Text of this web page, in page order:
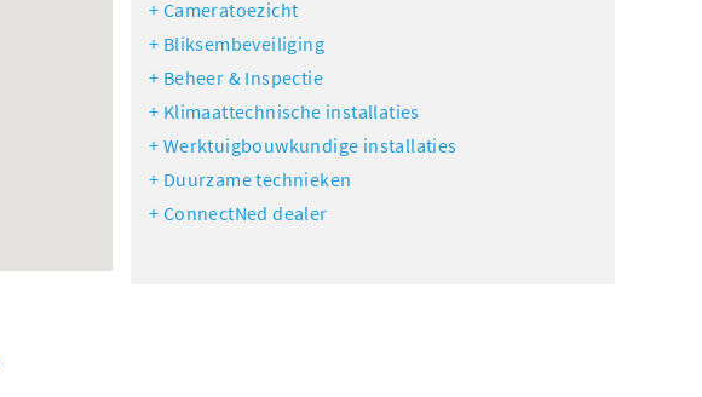
Cameratoezicht
Bliksembeveiliging
Beheer & Inspectie
Klimaattechnische installaties
Werktuigbouwkundige installaties
Duurzame technieken
ConnectNed dealer